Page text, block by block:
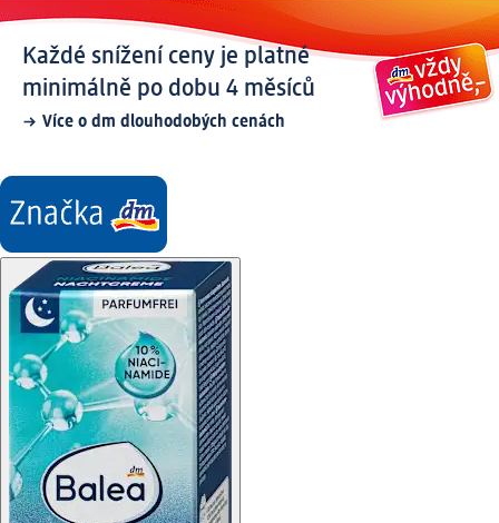
Každé snížení ceny je platné
minimálně po dobu 4 měsíců
Více o dm dlouhodobých cenách